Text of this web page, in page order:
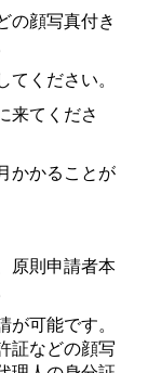
の顔写真付き
ください。
来てくださ
かかることが
原則申請者本
可能です。
証などの顔写